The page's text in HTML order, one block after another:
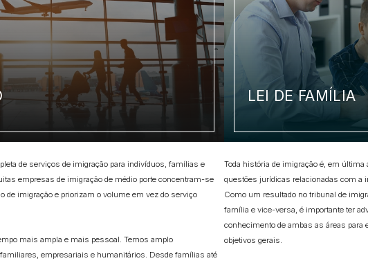
de serviços de imigração para indivíduos, famílias e
empresas de imigração de médio porte concentram-se
de imigração e priorizam o volume em vez do serviço
mais ampla e mais pessoal. Temos amplo
empresariais e humanitários. Desde famílias até
LEI DE FAMÍLIA
Toda história de imigração é, em
questões jurídicas relacionadas com a
Como um resultado no tribunal de
família e vice-versa, é importante ter
conhecimento de ambas as áreas para
objetivos gerais.